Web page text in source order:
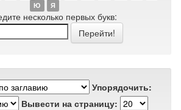
Ю
Я
несколько первых букв:
Упорядочить:
Вывести на страницу: